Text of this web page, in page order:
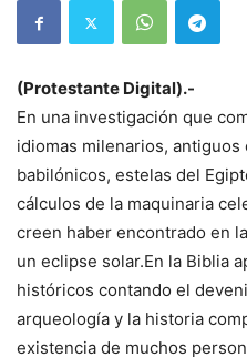
(Protestante Digital).-
En una investigación que
idiomas milenarios,
babilónicos, estelas del
cálculos de la maquinaria
creen haber encontrado en
un eclipse solar.En la Biblia
históricos contando el
arqueología y la historia
existencia de muchos